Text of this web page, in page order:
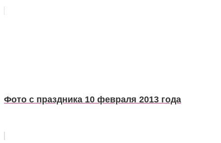
Фото с праздника 10 февраля 2013 года